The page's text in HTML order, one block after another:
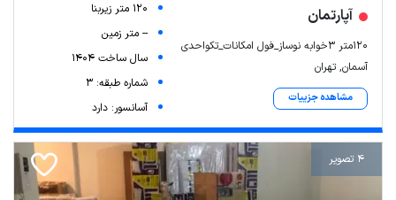
آپارتمان
۱۲۰متر ۳خوابه نوساز_فول امکانات_تکواحدی
آسمان, تهران
مشاهده جزییات
120 متر زیربنا
-- متر زمین
سال ساخت 1404
شماره طبقه: 3
آسانسور: دارد
4 تصویر